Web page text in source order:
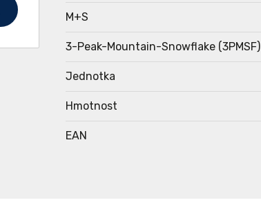
M+S
3-Peak-Mountain-Snowflake (3PMSF)
Jednotka
Hmotnost
EAN